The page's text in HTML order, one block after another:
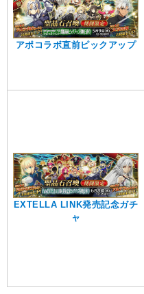
アポコラボ直前ピックアップ
EXTELLA LINK発売記念ガチ
ャ